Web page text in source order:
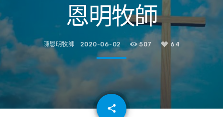
恩明牧師
陳恩明牧師 2020-06-02 507 64
share
email